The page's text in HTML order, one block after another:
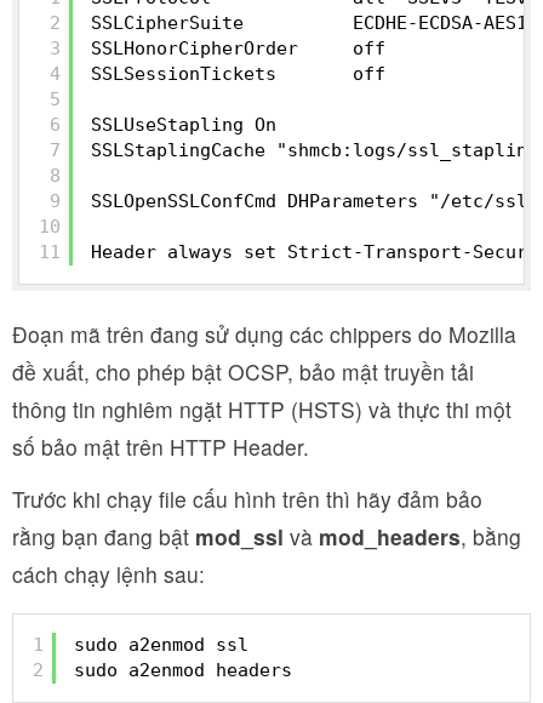
2
3
4
5
6
7
8
9
10
11
SSLCipherSuite          ECDHE-ECDSA-
SSLHonorCipherOrder     off
SSLSessionTickets       off
SSLUseStapling On
SSLStaplingCache "shmcb:logs/
SSLOpenSSLConfCmd DHParameters "/etc/
Header always set Strict-Transport-
Đoạn mã trên đang sử dụng các chippers do Mozilla
đề xuất, cho phép bật OCSP, bảo mật truyền tải
thông tin nghiêm ngặt HTTP (HSTS) và thực thi một
số bảo mật trên HTTP Header.
Trước khi chạy file cấu hình trên thì hãy đảm bảo
rằng bạn đang bật mod_ssl và mod_headers, bằng
cách chạy lệnh sau:
1
2
sudo a2enmod ssl
sudo a2enmod headers